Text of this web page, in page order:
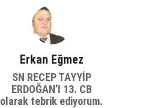
Erkan Eğmez
SN RECEP TAYYİP
ERDOĞAN’I 13. CB
olarak tebrik ediyorum.